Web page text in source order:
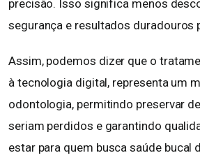
precisão. Isso significa menos
segurança e resultados duradouros
Assim, podemos dizer que o
à tecnologia digital, representa um
odontologia, permitindo preservar
seriam perdidos e garantindo
estar para quem busca saúde bucal